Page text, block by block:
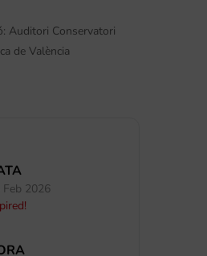
Auditori Conservatori
de València
Feb 2026